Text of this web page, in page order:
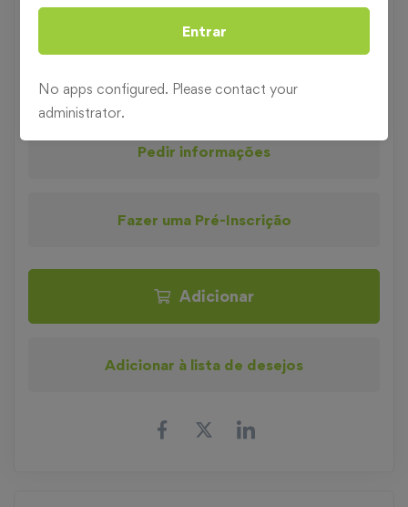
Duração 3 horas
FORMAÇÃO DE
Pedir informações
Fazer uma Pré-Inscrição
Adicionar
Adicionar à lista de desejos
Entrar
No apps configured. Please contact your
administrator.